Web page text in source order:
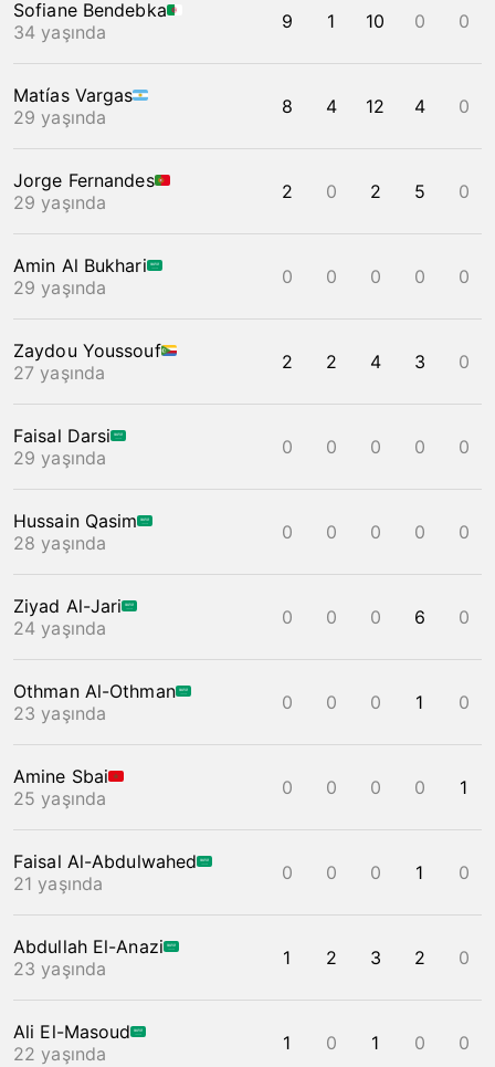
Sofiane Bendebka
34 yaşında
9 1 10 0 0
Matías Vargas
29 yaşında
8 4 12 4 0
Jorge Fernandes
29 yaşında
2 0 2 5 0
Amin Al Bukhari
29 yaşında
0 0 0 0 0
Zaydou Youssouf
27 yaşında
2 2 4 3 0
Faisal Darsi
29 yaşında
0 0 0 0 0
Hussain Qasim
28 yaşında
0 0 0 0 0
Ziyad Al-Jari
24 yaşında
0 0 0 6 0
Othman Al-Othman
23 yaşında
0 0 0 1 0
Amine Sbai
25 yaşında
0 0 0 0 1
Faisal Al-Abdulwahed
21 yaşında
0 0 0 1 0
Abdullah El-Anazi
23 yaşında
1 2 3 2 0
Ali El-Masoud
22 yaşında
1 0 1 0 0